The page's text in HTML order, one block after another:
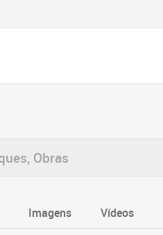
Imagens Vídeos